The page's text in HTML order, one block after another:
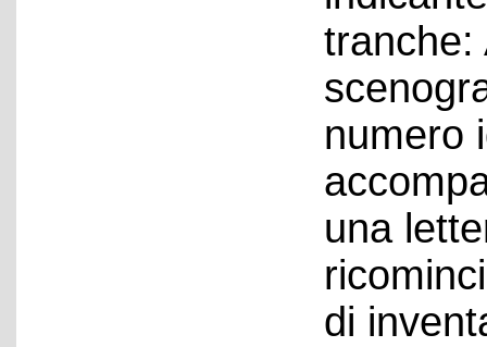
tranche:
numero
una
di